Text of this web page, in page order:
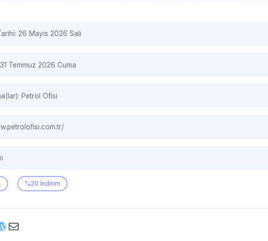
26 Mayıs 2026 Salı
Temmuz 2026 Cuma
Petrol Ofisi
%20 İndirim